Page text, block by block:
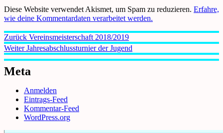
Diese Website verwendet Akismet, um Spam zu reduzieren. Erfahre,
wie deine Kommentardaten verarbeitet werden.
Beitragsnavigation
Zurück Vorheriger
Beitrag:
Vereinsmeisterschaft 2018/2019
Weiter Nächster
Beitrag:
Jahresabschlussturnier der Jugend
Meta
Anmelden
Eintrags-Feed
Kommentar-Feed
WordPress.org